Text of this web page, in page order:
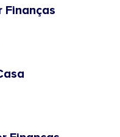
Finanças